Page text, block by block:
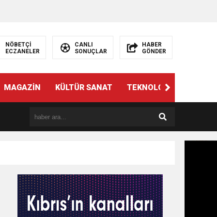
NÖBETÇİ
ECZANELER
CANLI
SONUÇLAR
HABER
GÖNDER
MAGAZİN KÜLTÜR SANAT TEKNOLOJİ